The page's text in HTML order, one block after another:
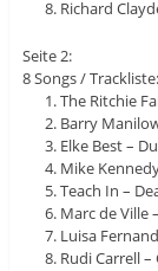
Richard
Seite 2:
8 Songs / Trackliste:
The Ritchie
Barry
Elke Best –
Mike
Teach In –
Marc de Ville
Luisa
Rudi Carrell